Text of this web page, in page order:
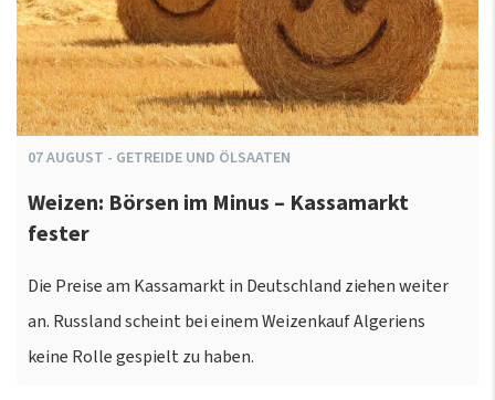
07AUGUST - GETREIDE UND ÖLSAATEN
Weizen: Börsen im Minus – Kassamarkt
fester
Die Preise am Kassamarkt in Deutschland ziehen weiter
an. Russland scheint bei einem Weizenkauf Algeriens
keine Rolle gespielt zu haben.